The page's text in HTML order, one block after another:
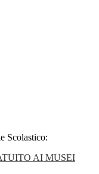
Scolastico:
AI MUSEI